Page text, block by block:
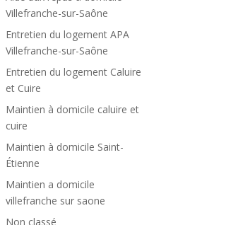
Villefranche-sur-Saône
Entretien du logement APA
Villefranche-sur-Saône
Entretien du logement Caluire
et Cuire
Maintien à domicile caluire et
cuire
Maintien à domicile Saint-
Étienne
Maintien a domicile
villefranche sur saone
Non classé